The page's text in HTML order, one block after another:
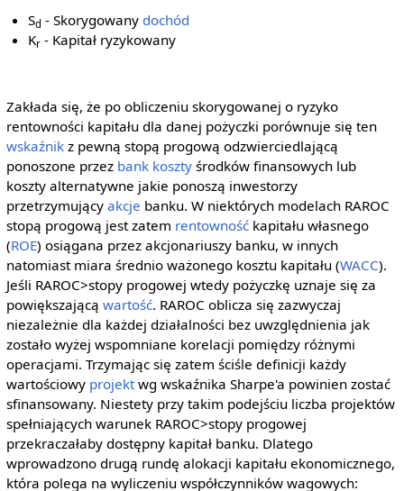
Sd - Skorygowany dochód
Kr - Kapitał ryzykowany
Zakłada się, że po obliczeniu skorygowanej o ryzyko
rentowności kapitału dla danej pożyczki porównuje się ten
wskaźnikz pewną stopą progową odzwierciedlającą
ponoszone przez bank kosztyśrodków finansowych lub
koszty alternatywne jakie ponoszą inwestorzy
przetrzymujący akcje banku. W niektórych modelach RAROC
stopą progową jest zatem rentownośćkapitału własnego
(ROE) osiągana przez akcjonariuszy banku, w innych
natomiast miara średnio ważonego kosztu kapitału (WACC).
Jeśli RAROC>stopy progowej wtedy pożyczkę uznaje się za
powiększającą wartość. RAROC oblicza się zazwyczaj
niezależnie dla każdej działalności bez uwzględnienia jak
zostało wyżej wspomniane korelacji pomiędzy różnymi
operacjami. Trzymając się zatem ściśle definicji każdy
wartościowy projektwg wskaźnika Sharpe'a powinien zostać
sfinansowany. Niestety przy takim podejściu liczba projektów
spełniających warunek RAROC>stopy progowej
przekraczałaby dostępny kapitał banku. Dlatego
wprowadzono drugą rundę alokacji kapitału ekonomicznego,
która polega na wyliczeniu współczynników wagowych: